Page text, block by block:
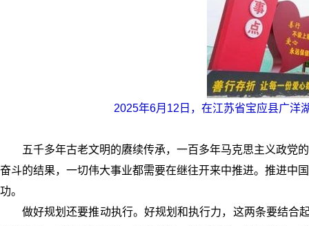
2025年6月12日，在江苏省宝应县广洋
五千多年古老文明的赓续传承，一百多年马克思主义政党
奋斗的结果，一切伟大事业都需要在继往开来中推进。推进中
功。
做好规划还要推动执行。好规划和执行力，这两条要结合